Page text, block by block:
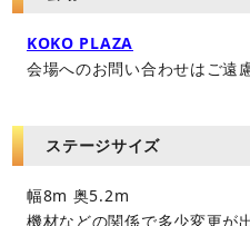
KOKO PLAZA
会場へのお問い合わせはご遠
ステージサイズ
幅8m 奥5.2m
機材などの関係で多少変更が